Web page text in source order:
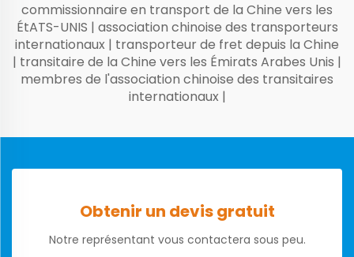
commissionnaire en transport de la Chine vers les
ÉtATS-UNIS | association chinoise des transporteurs
internationaux | transporteur de fret depuis la Chine
| transitaire de la Chine vers les Émirats Arabes Unis |
membres de l'association chinoise des transitaires
internationaux |
Obtenir un devis gratuit
Notre représentant vous contactera sous peu.